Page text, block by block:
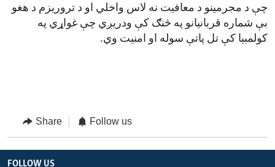
چې د مجرمینو د معافیت نه لاس واخلي او د تروریزم د هغو
بې شماره قربانیانو په څنګ کې ودریږي چې غواړي په
کولمبیا کې تل پاتې سوله او امنیت وي.
Share Follow us
FOLLOW US